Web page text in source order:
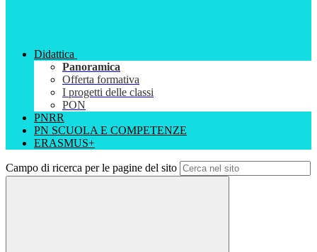
Didattica
Panoramica
Offerta formativa
I progetti delle classi
PON
PNRR
PN SCUOLA E COMPETENZE
ERASMUS+
Campo di ricerca per le pagine del sito